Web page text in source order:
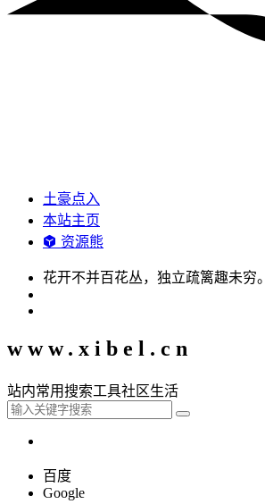
土豪点入
本站主页
资源熊
花开不并百花丛，独立疏篱趣未穷。
www.xibel.cn
站内常用搜索工具社区生活
百度
Google